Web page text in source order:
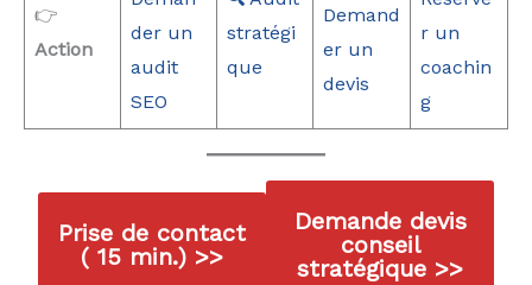
👉
Action
der un
audit
SEO
stratégi
que
Demand
er un
devis
r un
coachin
g
Prise de contact
( 15 min.) >>
Demande devis
conseil
stratégique >>